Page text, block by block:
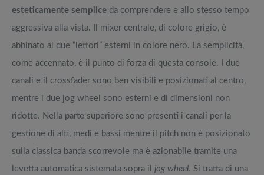
esteticamente semplice da comprendere e allo stesso tempo
aggressiva alla vista. Il mixer centrale, di colore grigio, è
abbinato ai due “lettori” esterni in colore nero. La semplicità,
come accennato, è il punto di forza di questa console. I due
canali e il crossfader sono ben visibili e posizionati al centro,
mentre i due jog wheel sono esterni e di dimensioni non
ridotte. Nella parte superiore sono presenti i canali per la
gestione di alti, medi e bassi mentre il pitch non è posizionato
sulla classica banda scorrevole ma è azionabile tramite una
levetta automatica sistemata sopra il jog wheel. Si tratta di una